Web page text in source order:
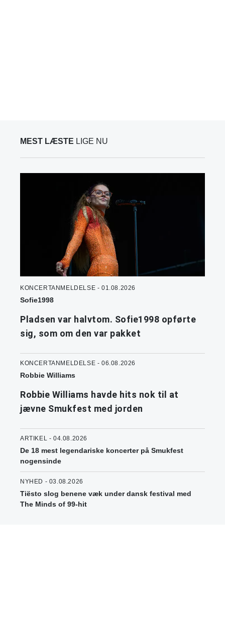
MEST LÆSTE LIGE NU
KONCERTANMELDELSE - 01.08.2026
Sofie1998
Pladsen var halvtom. Sofie1998 opførte
sig, som om den var pakket
KONCERTANMELDELSE - 06.08.2026
Robbie Williams
Robbie Williams havde hits nok til at
jævne Smukfest med jorden
ARTIKEL - 04.08.2026
De 18 mest legendariske koncerter på Smukfest
nogensinde
NYHED - 03.08.2026
Tiësto slog benene væk under dansk festival med
The Minds of 99-hit